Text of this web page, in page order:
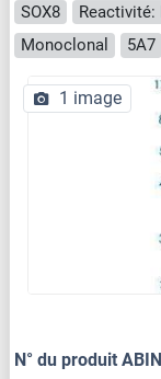
SOX8 Reactivité:
Monoclonal
5A7
1 image
N° du produit